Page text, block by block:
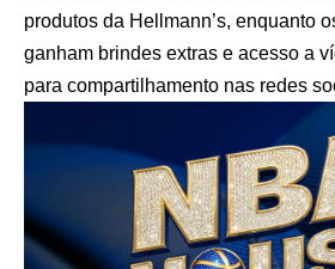
produtos da Hellmann’s, enquanto
ganham brindes extras e acesso a
para compartilhamento nas redes